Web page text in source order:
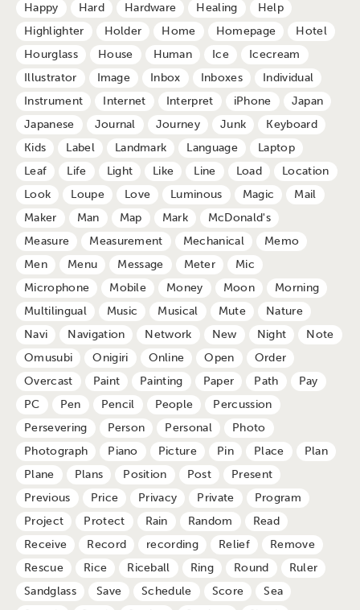
Happy
Hard Hardware Healing
Help
Highlighter
Holder Home Homepage
Hotel
Hourglass
House Human Ice
Icecream
Illustrator
Image Inbox Inboxes
Individual
Instrument
Internet Interpret iPhone
Japan
Japanese
Journal Journey Junk
Keyboard
Kids
Label Landmark Language
Laptop
Leaf
Life Light Like Line Load
Location
Look
Loupe Love Luminous Magic
Mail
Maker
Man Map Mark
McDonald's
Measure
Measurement Mechanical
Memo
Men
Menu Message Meter
Mic
Microphone
Mobile Money Moon
Morning
Multilingual
Music Musical Mute
Nature
Navi
Navigation Network New Night
Note
Omusubi
Onigiri Online Open
Order
Overcast
Paint Painting Paper Path
Pay
PC
Pen Pencil People
Percussion
Persevering
Person Personal
Photo
Photograph
Piano Picture Pin Place
Plan
Plane
Plans Position Post
Present
Previous
Price Privacy Private
Program
Project
Protect Rain Random
Read
Receive
Record recording Relief
Remove
Rescue
Rice Riceball Ring Round
Ruler
Sandglass
Save Schedule Score
Sea